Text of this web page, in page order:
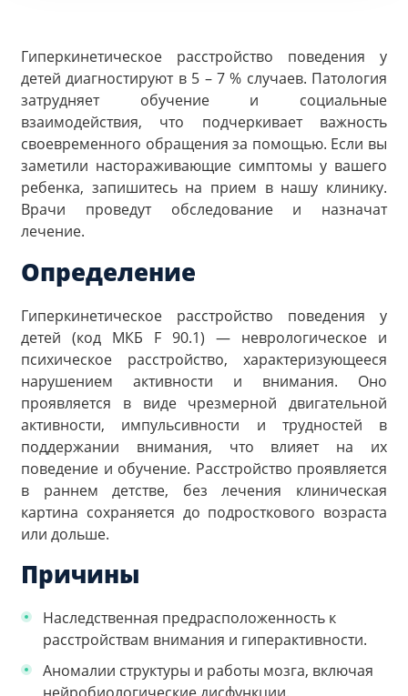
Гиперкинетическое расстройство поведения у
детей диагностируют в 5 – 7 % случаев. Патология
затрудняет обучение и социальные
взаимодействия, что подчеркивает важность
своевременного обращения за помощью. Если вы
заметили настораживающие симптомы у вашего
ребенка, запишитесь на прием в нашу клинику.
Врачи проведут обследование и назначат
лечение.
Определение
Гиперкинетическое расстройство поведения у
детей (код МКБ F 90.1) — неврологическое и
психическое расстройство, характеризующееся
нарушением активности и внимания. Оно
проявляется в виде чрезмерной двигательной
активности, импульсивности и трудностей в
поддержании внимания, что влияет на их
поведение и обучение. Расстройство проявляется
в раннем детстве, без лечения клиническая
картина сохраняется до подросткового возраста
или дольше.
Причины
Наследственная предрасположенность к
расстройствам внимания и гиперактивности.
Аномалии структуры и работы мозга, включая